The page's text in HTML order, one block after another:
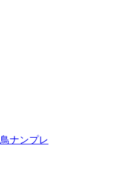
鳥ナンプレ